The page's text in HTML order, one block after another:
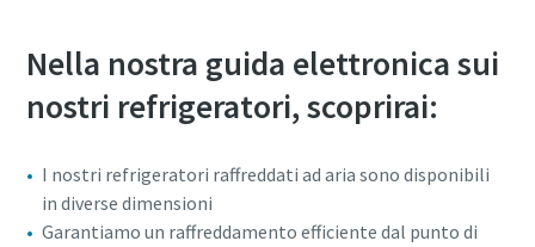
Nella nostra guida elettronica sui
nostri refrigeratori, scoprirai:
I nostri refrigeratori raffreddati ad aria sono disponibili
in diverse dimensioni
Garantiamo un raffreddamento efficiente dal punto di